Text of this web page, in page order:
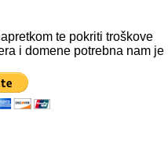
te pokriti troškove
i domene potrebna nam je